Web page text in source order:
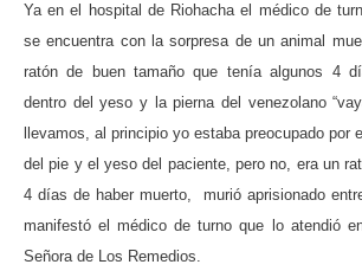
Ya en el hospital de Riohacha el médico de
se encuentra con la sorpresa de un animal
ratón de buen tamaño que tenía algunos 4
dentro del yeso y la pierna del venezolano
llevamos, al principio yo estaba preocupado por
del pie y el yeso del paciente, pero no, era un
4 días de haber muerto,
murió aprisionado
manifestó el médico de turno que lo atendió
Señora de Los Remedios.